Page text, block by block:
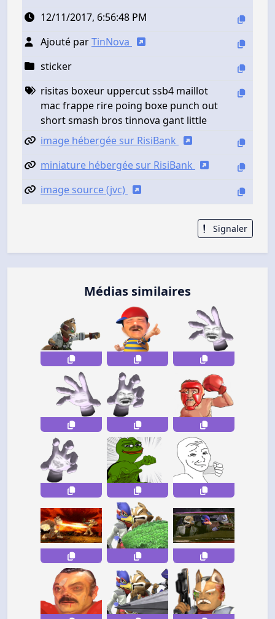
12/11/2017, 6:56:48 PM
Ajouté parTinNova
sticker
risitas boxeur uppercut ssb4 maillot
mac frappe rire poing boxe punch out
short smash bros tinnova gant little
image hébergée sur RisiBank
miniature hébergée sur RisiBank
image source (jvc)
Signaler
Médias similaires